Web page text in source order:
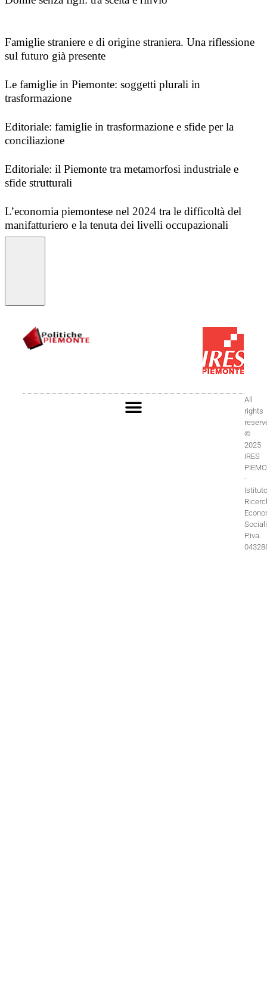
Famiglie straniere e di origine straniera. Una riflessione
sul futuro già presente
Le famiglie in Piemonte: soggetti plurali in
trasformazione
Editoriale: famiglie in trasformazione e sfide per la
conciliazione
Editoriale: il Piemonte tra metamorfosi industriale e
sfide strutturali
L’economia piemontese nel 2024 tra le difficoltà del
manifatturiero e la tenuta dei livelli occupazionali
All
rights
©
2025
IRES
-
Istituto
Sociali
P.iva.